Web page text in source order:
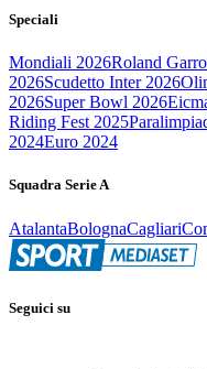
Speciali
Mondiali 2026Roland
2026Scudetto Inter 2026
2026Super Bowl 2026
Riding Fest 2025
2024Euro 2024
Squadra Serie A
AtalantaBolognaCagliari
Seguici su